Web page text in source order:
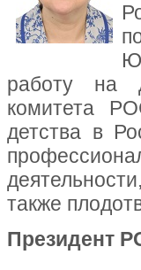
работу на
комитета
детства в
также
Президент